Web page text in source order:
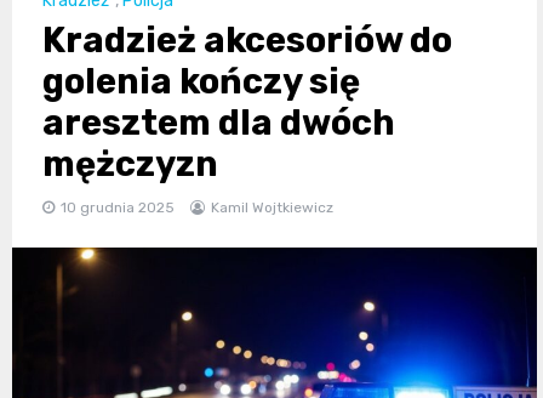
Kradzież akcesoriów do
golenia kończy się
aresztem dla dwóch
mężczyzn
10 grudnia 2025 Kamil Wojtkiewicz